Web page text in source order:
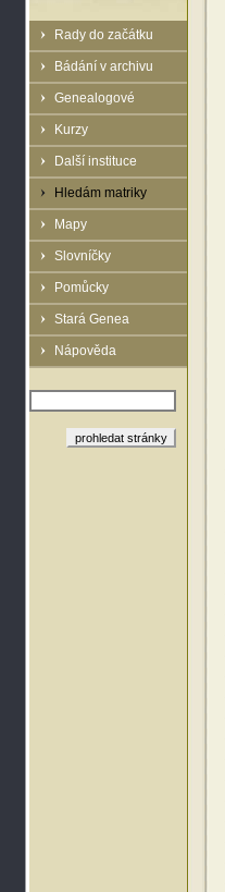
Rady do začátku
Bádání v archivu
Genealogové
Kurzy
Další instituce
Hledám matriky
Mapy
Slovníčky
Pomůcky
Stará Genea
Nápověda